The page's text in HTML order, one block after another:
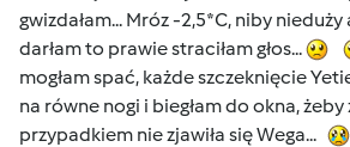
gwizdałam... Mróz -2,5*C, niby nieduży
darłam to prawie straciłam głos...
mogłam spać, każde szczeknięcie
na równe nogi i biegłam do okna,
przypadkiem nie zjawiła się Wega...